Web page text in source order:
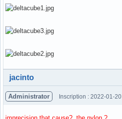
Hors ligne
jacinto
Administrator Inscription : 2022-01-20